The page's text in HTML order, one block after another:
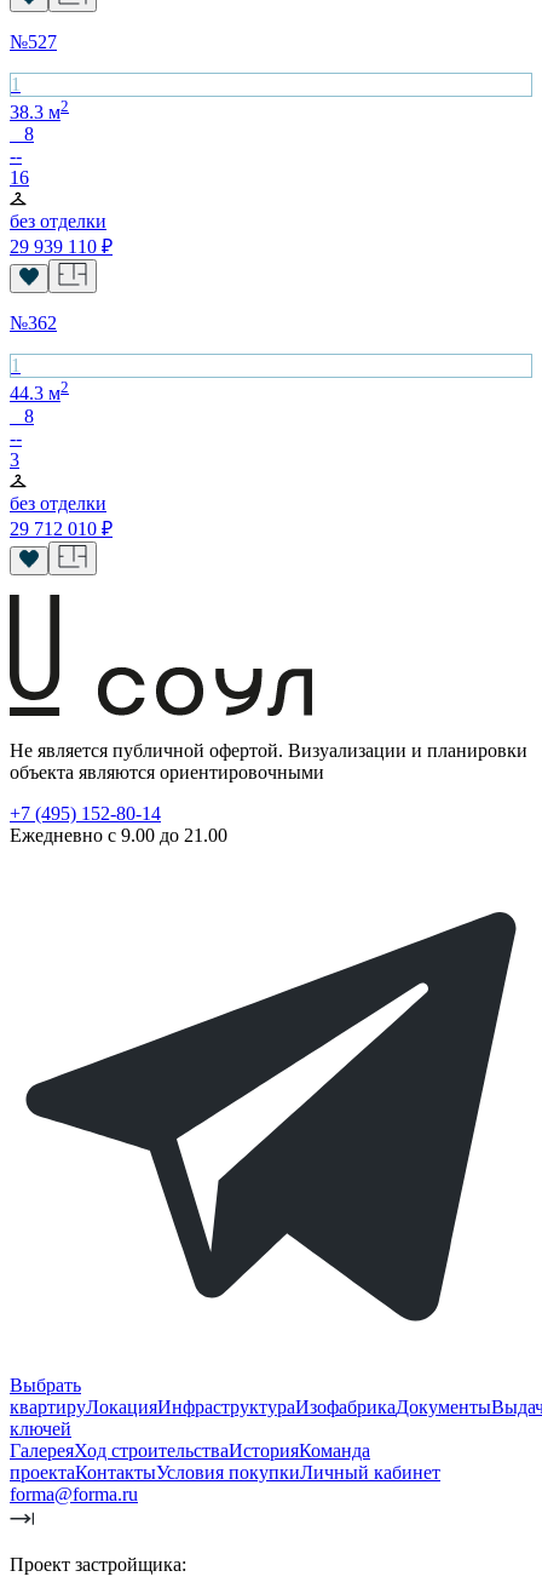
№527
1
38.3 м2
8
--
16
без отделки
29 939 110 ₽
№362
1
44.3 м2
8
--
3
без отделки
29 712 010 ₽
Не является публичной офертой. Визуализации и планировки
объекта являются ориентировочными
+7 (495) 152-80-14
Ежедневно с 9.00 до 21.00
Выбрать
квартируЛокацияИнфраструктураИзофабрикаДокументы
ключей
ГалереяХод строительстваИсторияКоманда
проектаКонтактыУсловия покупкиЛичный кабинет
forma@forma.ru
Проект застройщика: